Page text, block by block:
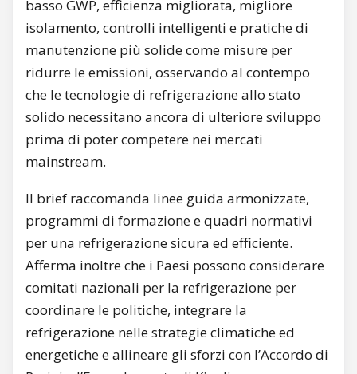
basso GWP, efficienza migliorata, migliore
isolamento, controlli intelligenti e pratiche di
manutenzione più solide come misure per
ridurre le emissioni, osservando al contempo
che le tecnologie di refrigerazione allo stato
solido necessitano ancora di ulteriore sviluppo
prima di poter competere nei mercati
mainstream.
Il brief raccomanda linee guida armonizzate,
programmi di formazione e quadri normativi
per una refrigerazione sicura ed efficiente.
Afferma inoltre che i Paesi possono considerare
comitati nazionali per la refrigerazione per
coordinare le politiche, integrare la
refrigerazione nelle strategie climatiche ed
energetiche e allineare gli sforzi con l’Accordo di